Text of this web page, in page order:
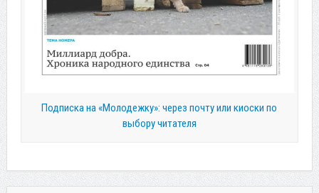
Подписка на «Молодежку»: через почту или киоски по
выбору читателя